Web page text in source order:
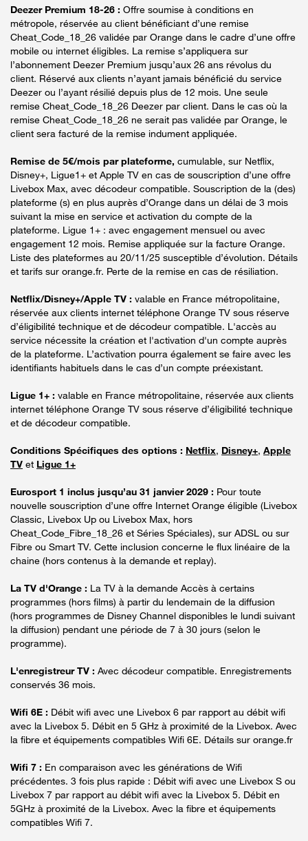
Deezer Premium 18-26 : Offre soumise à conditions en
métropole, réservée au client bénéficiant d’une remise
Cheat_Code_18_26 validée par Orange dans le cadre d’une offre
mobile ou internet éligibles. La remise s’appliquera sur
l’abonnement Deezer Premium jusqu’aux 26 ans révolus du
client. Réservé aux clients n’ayant jamais bénéficié du service
Deezer ou l’ayant résilié depuis plus de 12 mois. Une seule
remise Cheat_Code_18_26 Deezer par client. Dans le cas où la
remise Cheat_Code_18_26 ne serait pas validée par Orange, le
client sera facturé de la remise indument appliquée.
Remise de 5€/mois par plateforme, cumulable, sur Netflix,
Disney+, Ligue1+ et Apple TV en cas de souscription d’une offre
Livebox Max, avec décodeur compatible. Souscription de la (des)
plateforme (s) en plus auprès d’Orange dans un délai de 3 mois
suivant la mise en service et activation du compte de la
plateforme. Ligue 1+ : avec engagement mensuel ou avec
engagement 12 mois. Remise appliquée sur la facture Orange.
Liste des plateformes au 20/11/25 susceptible d’évolution. Détails
et tarifs sur orange.fr. Perte de la remise en cas de résiliation.
Netflix/Disney+/Apple TV : valable en France métropolitaine,
réservée aux clients internet téléphone Orange TV sous réserve
d’éligibilité technique et de décodeur compatible. L'accès au
service nécessite la création et l'activation d'un compte auprès
de la plateforme. L’activation pourra également se faire avec les
identifiants habituels dans le cas d’un compte préexistant.
Ligue 1+ : valable en France métropolitaine, réservée aux clients
internet téléphone Orange TV sous réserve d’éligibilité technique
et de décodeur compatible.
Conditions Spécifiques des options : Netflix, Disney+, Apple
TV et Ligue 1+
Eurosport 1 inclus jusqu’au 31 janvier 2029 : Pour toute
nouvelle souscription d’une offre Internet Orange éligible (Livebox
Classic, Livebox Up ou Livebox Max, hors
Cheat_Code_Fibre_18_26 et Séries Spéciales), sur ADSL ou sur
Fibre ou Smart TV. Cette inclusion concerne le flux linéaire de la
chaine (hors contenus à la demande et replay).
La TV d'Orange : La TV à la demande Accès à certains
programmes (hors films) à partir du lendemain de la diffusion
(hors programmes de Disney Channel disponibles le lundi suivant
la diffusion) pendant une période de 7 à 30 jours (selon le
programme).
L'enregistreur TV : Avec décodeur compatible. Enregistrements
conservés 36 mois.
Wifi 6E : Débit wifi avec une Livebox 6 par rapport au débit wifi
avec la Livebox 5. Débit en 5 GHz à proximité de la Livebox. Avec
la fibre et équipements compatibles Wifi 6E. Détails sur orange.fr
Wifi 7 : En comparaison avec les générations de Wifi
précédentes. 3 fois plus rapide : Débit wifi avec une Livebox S ou
Livebox 7 par rapport au débit wifi avec la Livebox 5. Débit en
5GHz à proximité de la Livebox. Avec la fibre et équipements
compatibles Wifi 7.